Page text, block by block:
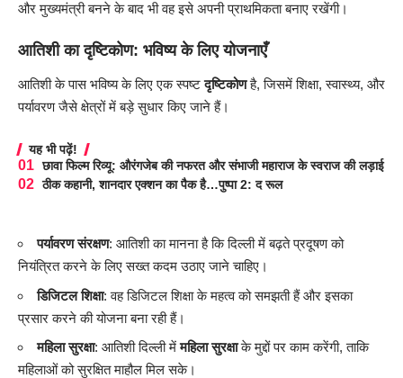
और मुख्यमंत्री बनने के बाद भी वह इसे अपनी प्राथमिकता बनाए रखेंगी।
आतिशी का दृष्टिकोण: भविष्य के लिए योजनाएँ
आतिशी के पास भविष्य के लिए एक स्पष्टदृष्टिकोणहै, जिसमें शिक्षा, स्वास्थ्य, और
पर्यावरण जैसे क्षेत्रों में बड़े सुधार किए जाने हैं।
यह भी पढ़ें!
छावा फिल्म रिव्यू: औरंगजेब की नफरत और संभाजी महाराज के स्वराज की लड़ाई
ठीक कहानी, शानदार एक्शन का पैक है…पुष्पा 2: द रूल
पर्यावरण संरक्षण: आतिशी का मानना है कि दिल्ली में बढ़ते प्रदूषण को
नियंत्रित करने के लिए सख्त कदम उठाए जाने चाहिए।
डिजिटल शिक्षा: वह डिजिटल शिक्षा के महत्व को समझती हैं और इसका
प्रसार करने की योजना बना रही हैं।
महिला सुरक्षा: आतिशी दिल्ली मेंमहिला सुरक्षाके मुद्दों पर काम करेंगी, ताकि
महिलाओं को सुरक्षित माहौल मिल सके।